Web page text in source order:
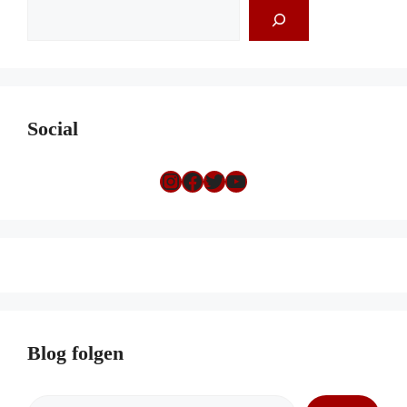
Social
Instagram
Facebook
Twitter
YouTube
Blog folgen